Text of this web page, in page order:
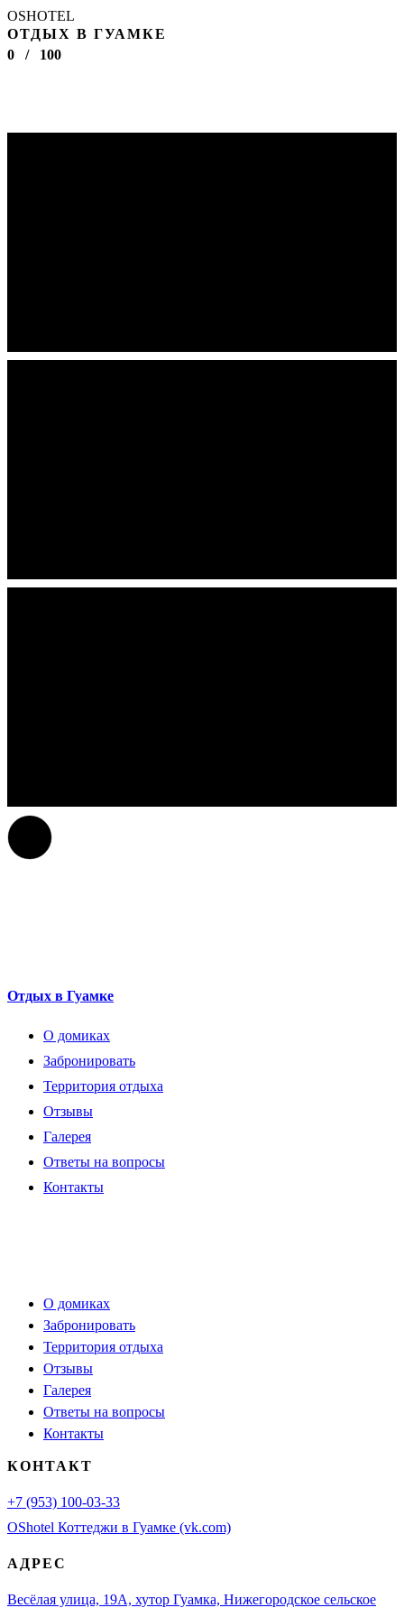
OSHOTEL
ОТДЫХ В ГУАМКЕ
0
/ 100
Отдых в Гуамке
О домиках
Забронировать
Территория отдыха
Отзывы
Галерея
Ответы на вопросы
Контакты
О домиках
Забронировать
Территория отдыха
Отзывы
Галерея
Ответы на вопросы
Контакты
КОНТАКТ
+7 (953) 100-03-33
OShotel Коттеджи в Гуамке (vk.com)
АДРЕС
Весёлая улица, 19А, хутор Гуамка, Нижегородское сельское